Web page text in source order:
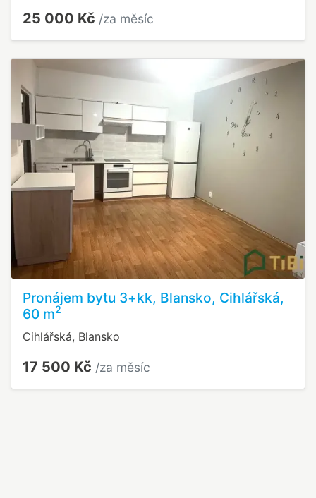
25 000 Kč /za měsíc
Pronájem bytu 3+kk, Blansko, Cihlářská,
60 m2
Cihlářská, Blansko
17 500 Kč /za měsíc